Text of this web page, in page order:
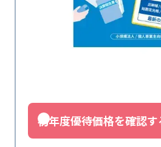
初年度優待価格を確認す